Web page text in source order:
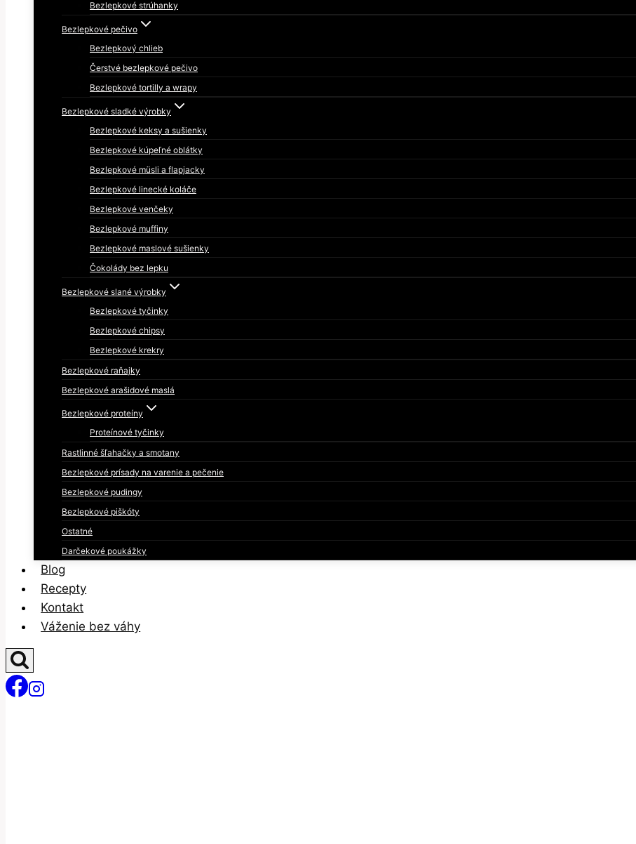
Bezlepkové strúhanky
Bezlepkové pečivo
Bezlepkový chlieb
Čerstvé bezlepkové pečivo
Bezlepkové tortilly a wrapy
Bezlepkové sladké výrobky
Bezlepkové keksy a sušienky
Bezlepkové kúpeľné oblátky
Bezlepkové müsli a flapjacky
Bezlepkové linecké koláče
Bezlepkové venčeky
Bezlepkové muffiny
Bezlepkové maslové sušienky
Čokolády bez lepku
Bezlepkové slané výrobky
Bezlepkové tyčinky
Bezlepkové chipsy
Bezlepkové krekry
Bezlepkové raňajky
Bezlepkové arašidové maslá
Bezlepkové proteíny
Proteínové tyčinky
Rastlinné šľahačky a smotany
Bezlepkové prísady na varenie a pečenie
Bezlepkové pudingy
Bezlepkové piškóty
Ostatné
Darčekové poukážky
Blog
Recepty
Kontakt
Váženie bez váhy